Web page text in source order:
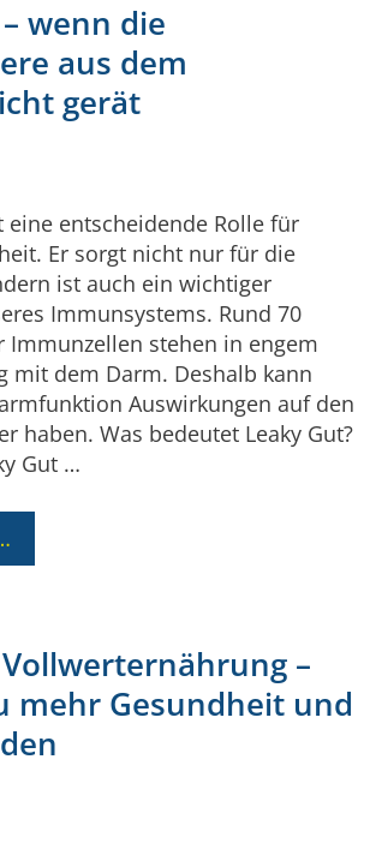
wenn die
aus dem
gerät
eine entscheidende Rolle für
Er sorgt nicht nur für die
ist auch ein wichtiger
Immunsystems. Rund 70
Immunzellen stehen in engem
mit dem Darm. Deshalb kann
Auswirkungen auf den
haben. Was bedeutet Leaky Gut?
Gut …
–
mehr Gesundheit und